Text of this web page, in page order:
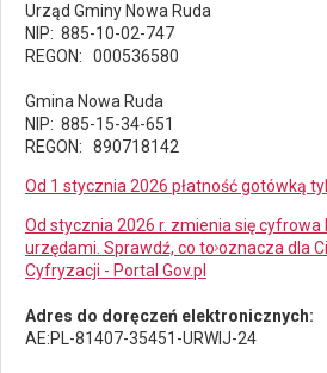
Urząd Gminy Nowa Ruda
NIP: 885-10-02-747
REGON: 000536580
Gmina Nowa Ruda
NIP: 885-15-34-651
REGON: 890718142
Od 1 stycznia 2026 płatność gotówką
Od stycznia 2026 r. zmienia się cyfrowa
urzędami. Sprawdź, co to oznacza dla
Cyfryzacji - Portal Gov.pl
Adres do doręczeń elektronicznych:
AE:PL-81407-35451-URWIJ-24